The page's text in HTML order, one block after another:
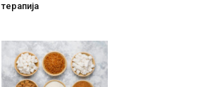
терапија